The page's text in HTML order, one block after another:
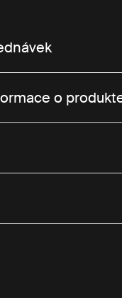
o
Facebook
on Instagram
Thule on